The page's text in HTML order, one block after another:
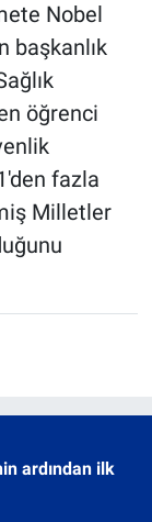
Nobel
başkanlık
öğrenci
fazla
Milletler
ardından ilk